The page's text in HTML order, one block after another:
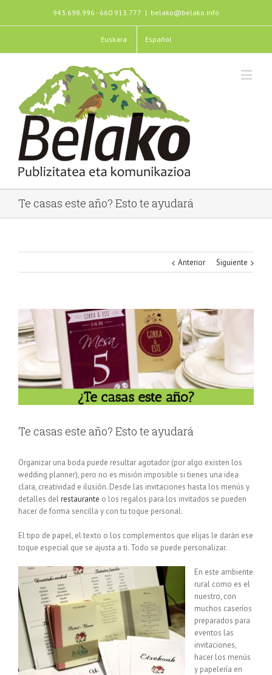
943.698.996 - 660.913.777 | belako@belako.info
Euskara Español
Te casas este año? Esto te ayudará
Anterior Siguiente
Te casas este año? Esto te ayudará
Organizar una boda puede resultar agotador (por algo existen los
wedding planner), pero no es misión imposible si tienes una idea
clara, creatividad e ilusión. Desde las invitaciones hasta los menús y
detalles delrestaurante o los regalos para los invitados se pueden
hacer de forma sencilla y con tu toque personal.
El tipo de papel, el texto o los complementos que elijas le darán ese
toque especial que se ajusta a ti. Todo se puede personalizar.
En este ambiente
rural como es el
nuestro, con
muchos caseríos
preparados para
eventos las
invitaciones,
hacer los menús
y papelería en